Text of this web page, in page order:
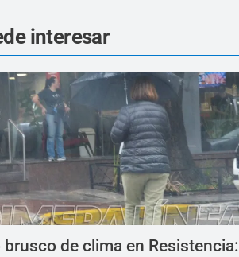
interesar
brusco de clima en Resistencia: